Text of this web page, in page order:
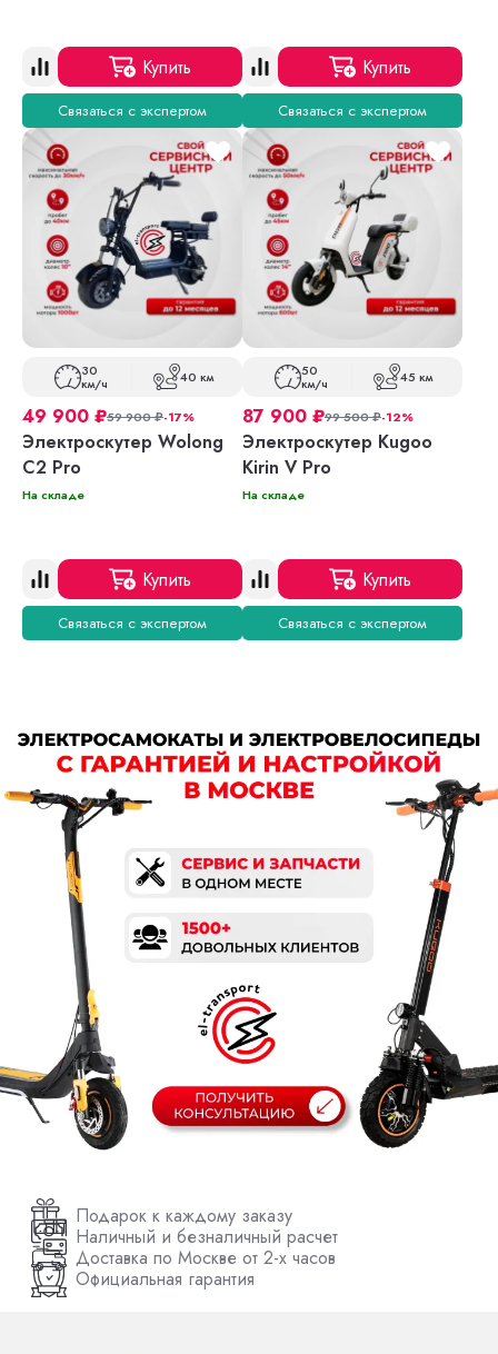
Купить
Связаться с экспертом
Купить
Связаться с экспертом
30
км/ч 40 км
49 900 ₽59 900₽-17%
Электроскутер Wolong
C2 Pro
На складе
Купить
Связаться с экспертом
50
км/ч 45 км
87 900 ₽99 500₽-12%
Электроскутер Kugoo
Kirin V Pro
На складе
Купить
Связаться с экспертом
Подарок к каждому заказу
Наличный и безналичный расчет
Доставка по Москве от 2-х часов
Официальная гарантия